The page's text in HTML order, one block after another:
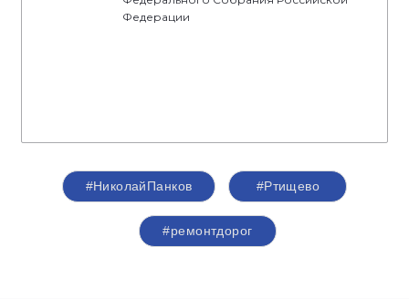
Федерации
#НиколайПанков #Ртищево
#ремонтдорог